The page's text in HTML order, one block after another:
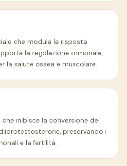
che modula la risposta
la regolazione ormonale,
la salute ossea e muscolare.
che inibisce la conversione del
preservando i
e la fertilità.